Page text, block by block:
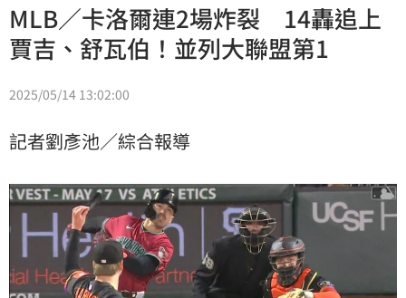
MLB／卡洛爾連2場炸裂 14轟追上
賈吉、舒瓦伯！並列大聯盟第1
2025/05/14 13:02:00
記者劉彥池／綜合報導